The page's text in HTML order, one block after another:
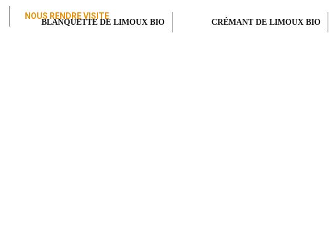
NOUS RENDRE VISITE
BLANQUETTE DE LIMOUX BIO CRÉMANT DE LIMOUX BIO